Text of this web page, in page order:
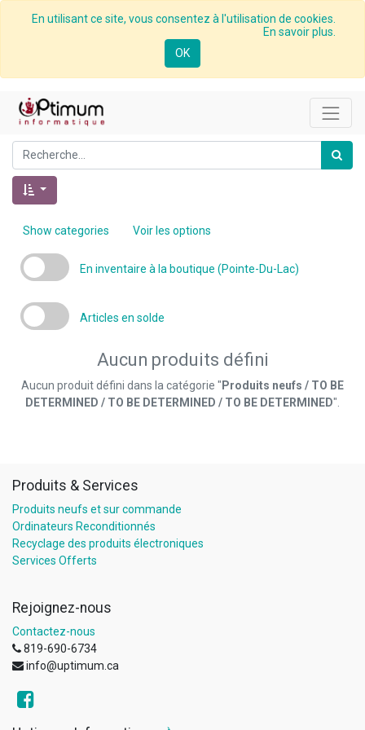
En utilisant ce site, vous consentez à l'utilisation de cookies.
En savoir plus.
OK
Show categories Voir les options
En inventaire à la boutique (Pointe-Du-Lac)
Articles en solde
Aucun produits défini
Aucun produit défini dans la catégorie " Produits neufs / TO BE
DETERMINED / TO BE DETERMINED / TO BE DETERMINED".
Produits & Services
Produits neufs et sur commande
Ordinateurs Reconditionnés
Recyclage des produits électroniques
Services Offerts
Rejoignez-nous
Contactez-nous
819-690-6734
info@uptimum.ca